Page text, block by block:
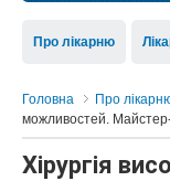
Про лікарню
Головна Про
можливостей.
Хірургія